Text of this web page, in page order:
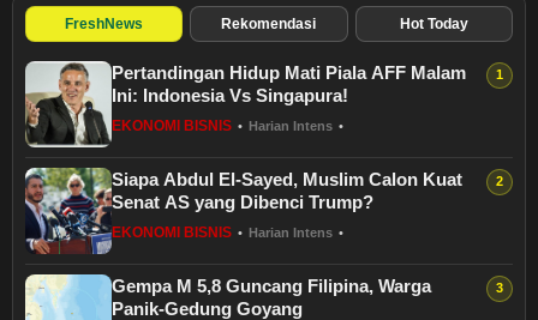
Environmental
FreshNews Rekomendasi Hot Today
Pertandingan Hidup Mati Piala AFF Malam
Ini: Indonesia Vs Singapura!
EKONOMI BISNIS • Harian Intens •
Siapa Abdul El-Sayed, Muslim Calon Kuat
Senat AS yang Dibenci Trump?
EKONOMI BISNIS • Harian Intens •
Gempa M 5,8 Guncang Filipina, Warga
Panik-Gedung Goyang